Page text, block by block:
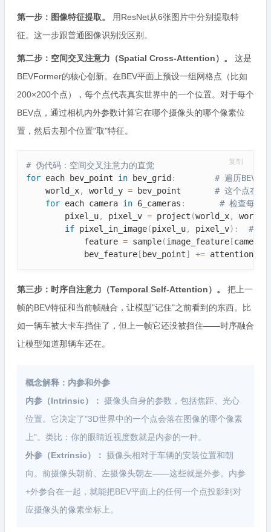
第一步：图像特征提取。
用ResNet从6张图片中分别提取特
征。这一步跟普通图像识别没区别。
第二步：空间交叉注意力（Spatial Cross-Attention）。
这是
BEVFormer的核心创新。在BEV平面上预设一组网格点（比如
200×200个点），每个点代表真实世界中的一个位置。对于每个
BEV点，通过相机内外参数计算它在哪个摄像头的哪个像素位
置，然后去那个位置"取"特征。
# 伪代码：空间交叉注意力的直觉
for each bev_point in bev_grid :
# 遍历BEV网
    world_x
, world_y = bev_point # 这个点在真
for each camera in 6_cameras :
# 检查每个
        pixel_u
, pixel_v = project (world_x,
if pixel_in_image(pixel_u, pixel_v) :
# 如
            feature
= sample(image_feature [camera
            bev_feature
[ bev_point] += attention
复制
第三步：时序自注意力（Temporal Self-Attention）。
把上一
帧的BEV特征和当前帧融合，让模型"记住"之前看到的东西。比
如一辆车被大卡车挡住了，但上一帧它还没被挡住——时序融合
让模型知道那辆车还在。
概念解释：内参和外参
内参（Intrinsic）： 摄像头自身的参数，包括焦距、光心
位置。它决定了"3D世界中的一个点会落在图像的哪个像素
上"。类比：你的眼睛近视度数就是内参的一种。
外参（Extrinsic）： 摄像头相对于车辆的安装位置和朝
向。前摄像头朝前、左摄像头朝左——这些就是外参。内参
+外参合在一起，就能把BEV平面上的任何一个点投影到对
应摄像头的像素坐标上。